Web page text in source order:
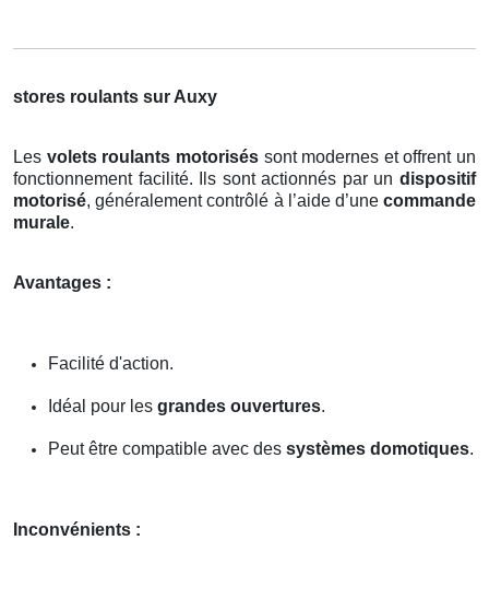
stores roulants sur Auxy
Les volets roulants motoriséssont modernes et offrent un
fonctionnement facilité. Ils sont actionnés par un dispositif
motorisé, généralement contrôlé à l’aide d’une commande
murale.
Avantages :
Facilité d'action.
Idéal pour les grandes ouvertures.
Peut être compatible avec des systèmes domotiques.
Inconvénients :